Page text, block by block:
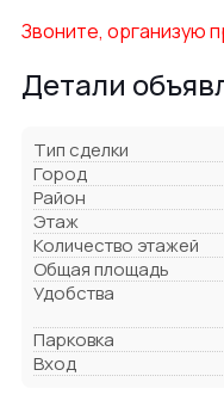
Звоните, организую
Детали
Тип сделки
Город
Район
Этаж
Количество этажей
Общая площадь
Удобства
Парковка
Вход